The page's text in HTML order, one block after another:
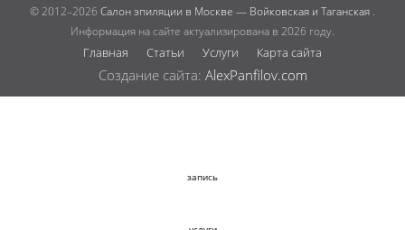
© 2012–2026 Салон эпиляции в Москве — Войковская и Таганская .
Информация на сайте актуализирована в 2026 году.
Главная Статьи Услуги Карта сайта
Создание сайта: AlexPanfilov.com
запись